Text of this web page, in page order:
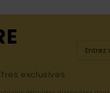
exclusives.